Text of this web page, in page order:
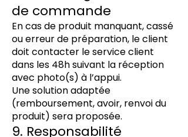
de commande
En cas de produit manquant, cassé
ou erreur de préparation, le client
doit contacter le service client
dans les 48h suivant la réception
avec photo(s) à l’appui.
Une solution adaptée
(remboursement, avoir, renvoi du
produit) sera proposée.
9. Responsabilité